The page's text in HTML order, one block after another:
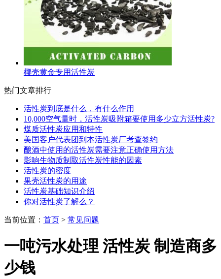
椰壳黄金专用活性炭
热门文章排行
活性炭到底是什么，有什么作用
10,000空气量时，活性炭吸附箱要使用多少立方活性炭?
煤质活性炭应用和特性
美国客户代表团到本活性炭厂考查签约
酿酒中使用的活性炭需要注意正确使用方法
影响生物质制取活性炭性能的因素
活性炭的密度
果壳活性炭的用途
活性炭基础知识介绍
你对活性炭了解么？
当前位置： 首页 > 常见问题
一吨污水处理 活性炭 制造商多
少钱